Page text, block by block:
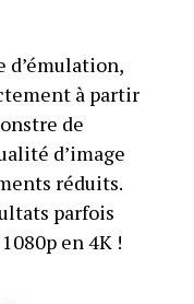
à partir
de
d’image
réduits.
parfois
en 4K !